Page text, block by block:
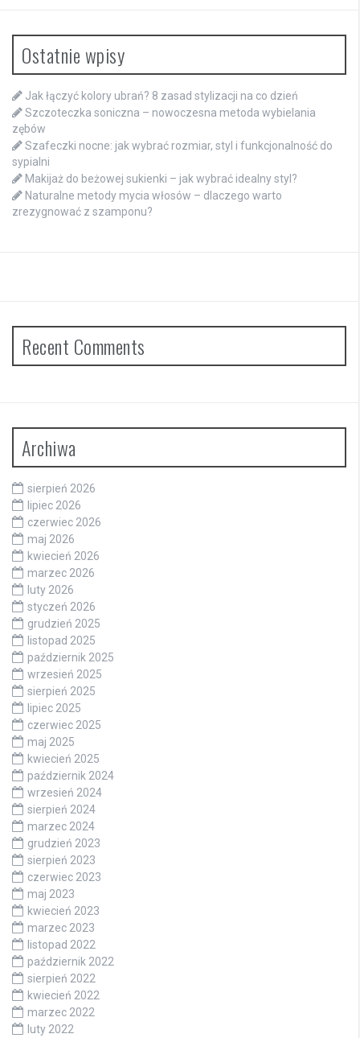
Ostatnie wpisy
Jak łączyć kolory ubrań? 8 zasad stylizacji na co dzień
Szczoteczka soniczna – nowoczesna metoda wybielania
zębów
Szafeczki nocne: jak wybrać rozmiar, styl i funkcjonalność do
sypialni
Makijaż do beżowej sukienki – jak wybrać idealny styl?
Naturalne metody mycia włosów – dlaczego warto
zrezygnować z szamponu?
Recent Comments
Archiwa
sierpień 2026
lipiec 2026
czerwiec 2026
maj 2026
kwiecień 2026
marzec 2026
luty 2026
styczeń 2026
grudzień 2025
listopad 2025
październik 2025
wrzesień 2025
sierpień 2025
lipiec 2025
czerwiec 2025
maj 2025
kwiecień 2025
październik 2024
wrzesień 2024
sierpień 2024
marzec 2024
grudzień 2023
sierpień 2023
czerwiec 2023
maj 2023
kwiecień 2023
marzec 2023
listopad 2022
październik 2022
sierpień 2022
kwiecień 2022
marzec 2022
luty 2022